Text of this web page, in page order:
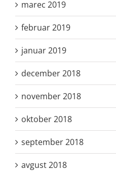
marec 2019
februar 2019
januar 2019
december 2018
november 2018
oktober 2018
september 2018
avgust 2018